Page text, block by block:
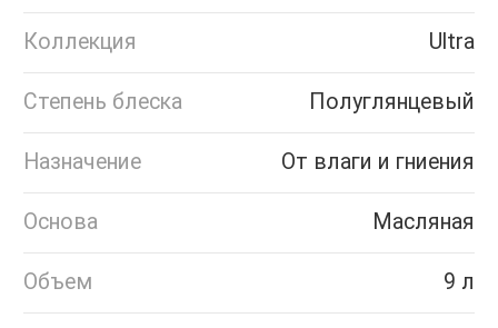
Коллекция Ultra
Степень блеска Полуглянцевый
Назначение От влаги и гниения
Основа Масляная
Объем 9 л